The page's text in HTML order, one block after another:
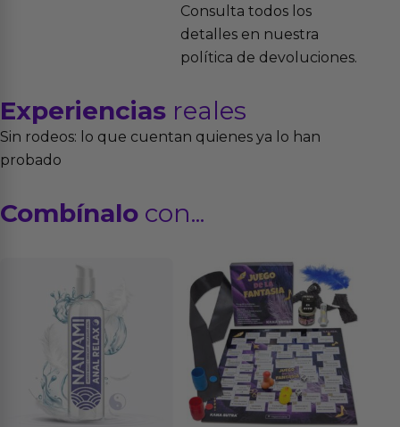
Consulta todos los
detalles en nuestra
política de devoluciones.
Experiencias reales
Sin rodeos: lo que cuentan quienes ya lo han
probado
Combínalo con...